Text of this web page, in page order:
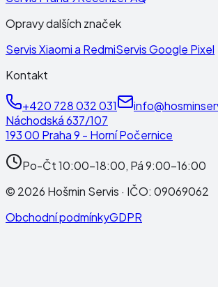
Opravy dalších značek
Servis Xiaomi a RedmiServis Google Pixel
Kontakt
+420 728 032 031
Náchodská 637/107
193 00 Praha 9 - Horní Počernice
Po-Čt 10:00-18:00, Pá 9:00-16:00
© 2026 Hošmin Servis · IČO: 09069062
Obchodní podmínkyGDPR